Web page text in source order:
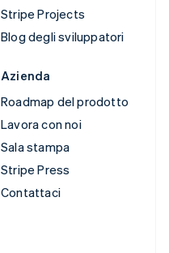
Stripe Projects
Blog degli sviluppatori
Azienda
Roadmap del prodotto
Lavora con noi
Sala stampa
Stripe Press
Contattaci